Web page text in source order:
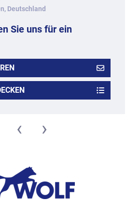
Deutschland
Sie uns für ein
‹ ›